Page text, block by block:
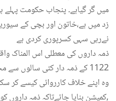
میں گر گیاہے۔ پنجاب حکومت پہلے
زد میں ہے،خاتون اور بچی کے
نےرہی سہی کسرپوری کردی ہے
ذمہ داروں کی معطلی اس المناک
1122 کے ذمہ دار کئی سالوں
وہ اپنے خلاف کارروائی کیسے کر
کمیشن بنایا جائےتاکہ ذمہ داروں کو سزا دی جا سکے,